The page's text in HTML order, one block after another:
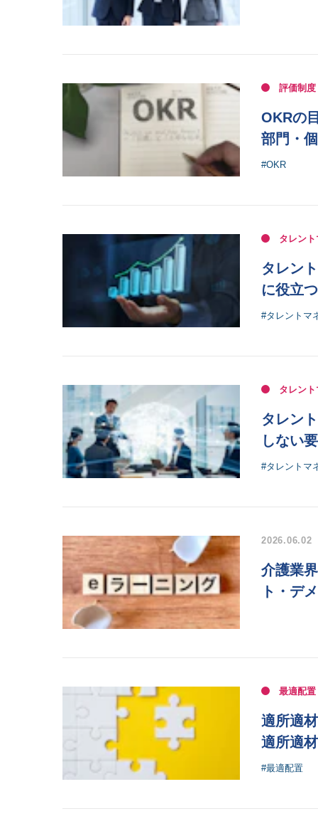
評価制度
OKRの
部門・
#OKR
タレン
タレン
に役立
#タレントマ
タレン
タレン
しない
#タレントマ
2026.06.02
介護業
ト・デ
最適配置
適所適
適所適
#最適配置